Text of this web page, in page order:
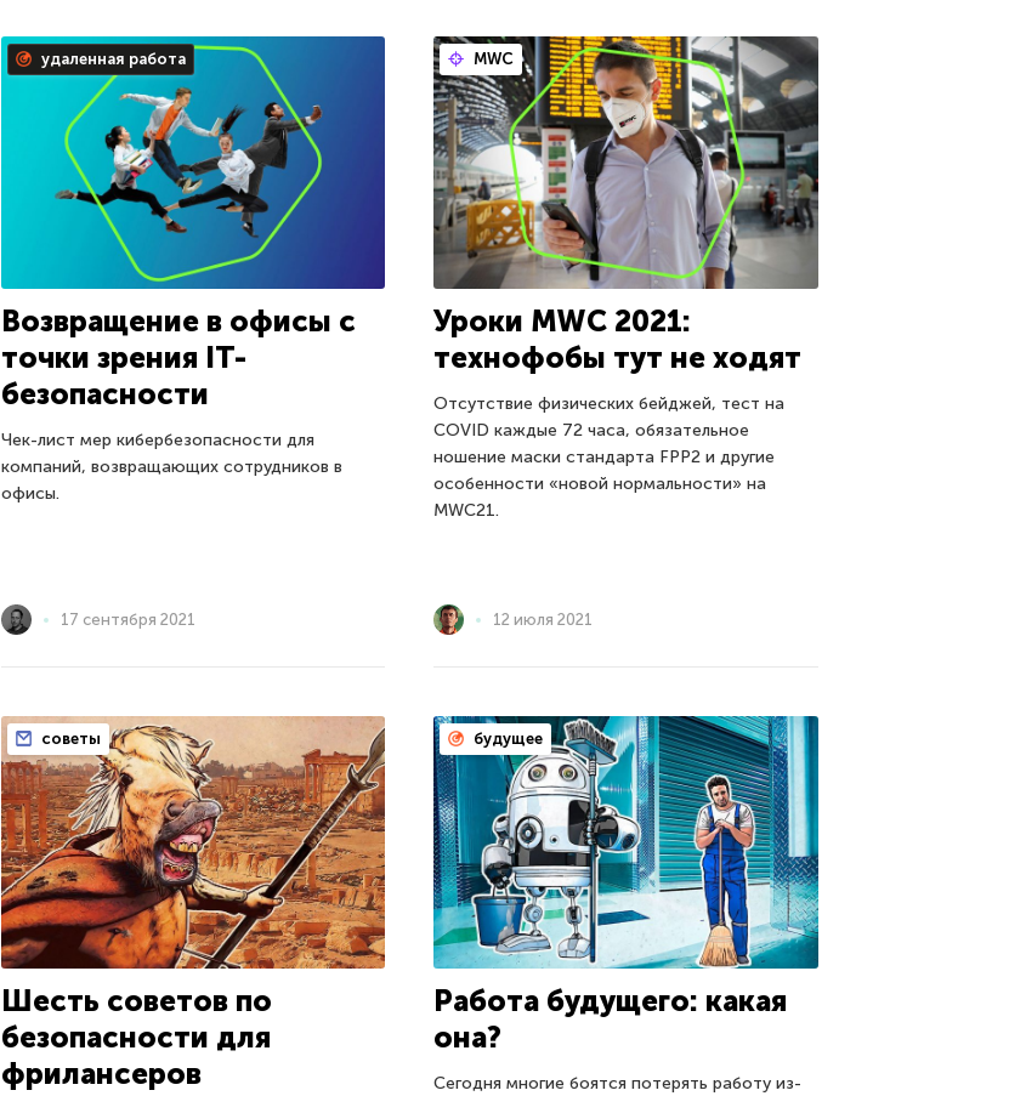
удаленная работа
Возвращение в офисы с
точки зрения IT-
безопасности
Чек-лист мер кибербезопасности для
компаний, возвращающих сотрудников в
офисы.
17 сентября 2021
MWC
Уроки MWC 2021:
технофобы тут не ходят
Отсутствие физических бейджей, тест на
COVID каждые 72 часа, обязательное
ношение маски стандарта FPP2 и другие
особенности «новой нормальности» на
MWC21.
12 июля 2021
советы
Шесть советов по
безопасности для
фрилансеров
будущее
Работа будущего: какая
она?
Сегодня многие боятся потерять работу из-